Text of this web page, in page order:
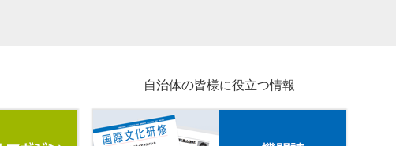
自治体の皆様に役立つ情報
メールマガジン